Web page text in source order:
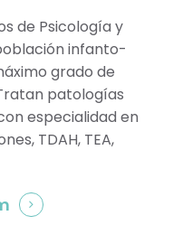
de Psicología y
infanto-
grado de
patologías
especialidad en
TDAH, TEA,